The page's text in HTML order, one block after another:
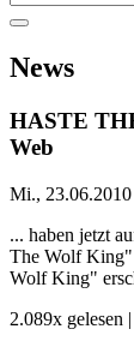
News
HASTE
Web
Mi.,
... haben jetzt
The Wolf King"
Wolf King"
2.089x gelesen